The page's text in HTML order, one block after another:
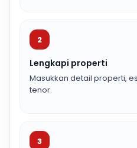
2
Lengkapi properti
Masukkan detail properti,
tenor.
3